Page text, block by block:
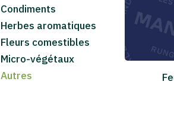
Condiments
Herbes aromatiques
Fleurs comestibles
Micro-végétaux
Autres